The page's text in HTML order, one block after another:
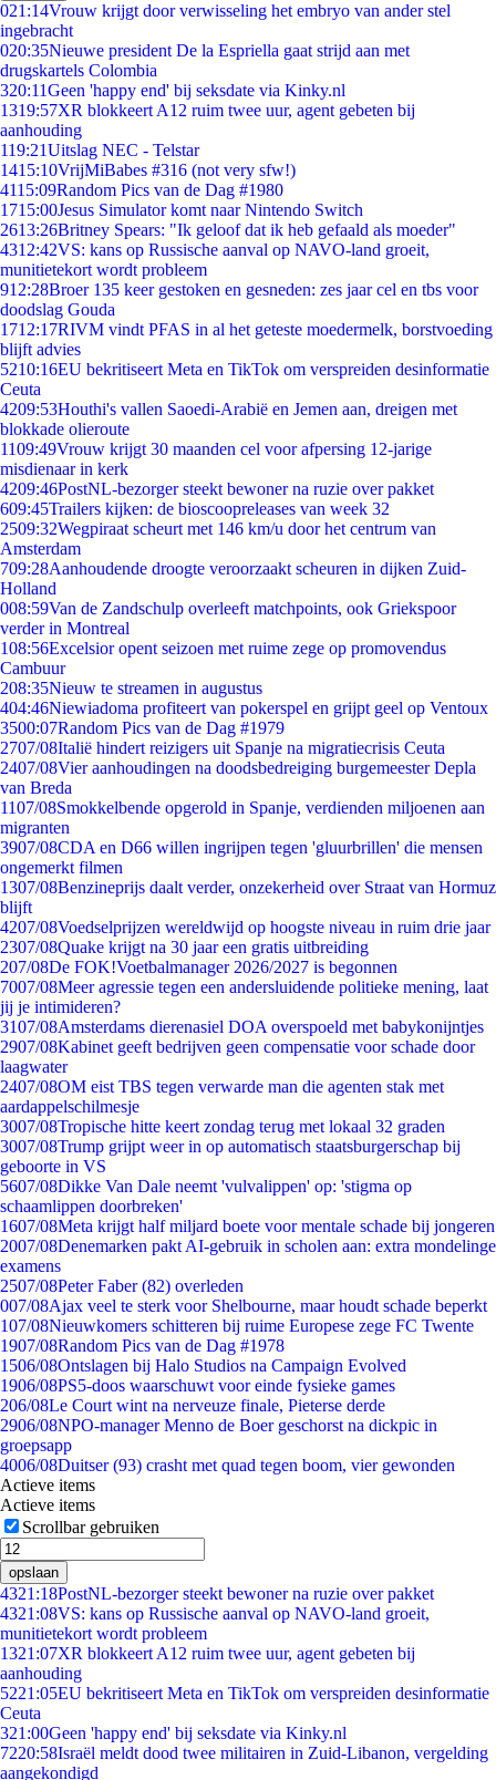
021:14Vrouw krijgt door verwisseling het embryo van ander stel
ingebracht
020:35Nieuwe president De la Espriella gaat strijd aan met
drugskartels Colombia
320:11Geen 'happy end' bij seksdate via Kinky.nl
1319:57XR blokkeert A12 ruim twee uur, agent gebeten bij
aanhouding
119:21Uitslag NEC - Telstar
1415:10VrijMiBabes #316 (not very sfw!)
4115:09Random Pics van de Dag #1980
1715:00Jesus Simulator komt naar Nintendo Switch
2613:26Britney Spears: "Ik geloof dat ik heb gefaald als moeder"
4312:42VS: kans op Russische aanval op NAVO-land groeit,
munitietekort wordt probleem
912:28Broer 135 keer gestoken en gesneden: zes jaar cel en tbs voor
doodslag Gouda
1712:17RIVM vindt PFAS in al het geteste moedermelk, borstvoeding
blijft advies
5210:16EU bekritiseert Meta en TikTok om verspreiden desinformatie
Ceuta
4209:53Houthi's vallen Saoedi-Arabië en Jemen aan, dreigen met
blokkade olieroute
1109:49Vrouw krijgt 30 maanden cel voor afpersing 12-jarige
misdienaar in kerk
4209:46PostNL-bezorger steekt bewoner na ruzie over pakket
609:45Trailers kijken: de bioscoopreleases van week 32
2509:32Wegpiraat scheurt met 146 km/u door het centrum van
Amsterdam
709:28Aanhoudende droogte veroorzaakt scheuren in dijken Zuid-
Holland
008:59Van de Zandschulp overleeft matchpoints, ook Griekspoor
verder in Montreal
108:56Excelsior opent seizoen met ruime zege op promovendus
Cambuur
208:35Nieuw te streamen in augustus
404:46Niewiadoma profiteert van pokerspel en grijpt geel op Ventoux
3500:07Random Pics van de Dag #1979
2707/08Italië hindert reizigers uit Spanje na migratiecrisis Ceuta
2407/08Vier aanhoudingen na doodsbedreiging burgemeester Depla
van Breda
1107/08Smokkelbende opgerold in Spanje, verdienden miljoenen aan
migranten
3907/08CDA en D66 willen ingrijpen tegen 'gluurbrillen' die mensen
ongemerkt filmen
1307/08Benzineprijs daalt verder, onzekerheid over Straat van Hormuz
blijft
4207/08Voedselprijzen wereldwijd op hoogste niveau in ruim drie jaar
2307/08Quake krijgt na 30 jaar een gratis uitbreiding
207/08De FOK!Voetbalmanager 2026/2027 is begonnen
7007/08Meer agressie tegen een andersluidende politieke mening, laat
jij je intimideren?
3107/08Amsterdams dierenasiel DOA overspoeld met babykonijntjes
2907/08Kabinet geeft bedrijven geen compensatie voor schade door
laagwater
2407/08OM eist TBS tegen verwarde man die agenten stak met
aardappelschilmesje
3007/08Tropische hitte keert zondag terug met lokaal 32 graden
3007/08Trump grijpt weer in op automatisch staatsburgerschap bij
geboorte in VS
5607/08Dikke Van Dale neemt 'vulvalippen' op: 'stigma op
schaamlippen doorbreken'
1607/08Meta krijgt half miljard boete voor mentale schade bij jongeren
2007/08Denemarken pakt AI-gebruik in scholen aan: extra mondelinge
examens
2507/08Peter Faber (82) overleden
007/08Ajax veel te sterk voor Shelbourne, maar houdt schade beperkt
107/08Nieuwkomers schitteren bij ruime Europese zege FC Twente
1907/08Random Pics van de Dag #1978
1506/08Ontslagen bij Halo Studios na Campaign Evolved
1906/08PS5-doos waarschuwt voor einde fysieke games
206/08Le Court wint na nerveuze finale, Pieterse derde
2906/08NPO-manager Menno de Boer geschorst na dickpic in
groepsapp
4006/08Duitser (93) crasht met quad tegen boom, vier gewonden
Actieve items
Actieve items
Scrollbar gebruiken
opslaan
4321:18PostNL-bezorger steekt bewoner na ruzie over pakket
4321:08VS: kans op Russische aanval op NAVO-land groeit,
munitietekort wordt probleem
1321:07XR blokkeert A12 ruim twee uur, agent gebeten bij
aanhouding
5221:05EU bekritiseert Meta en TikTok om verspreiden desinformatie
Ceuta
321:00Geen 'happy end' bij seksdate via Kinky.nl
7220:58Israël meldt dood twee militairen in Zuid-Libanon, vergelding
aangekondigd